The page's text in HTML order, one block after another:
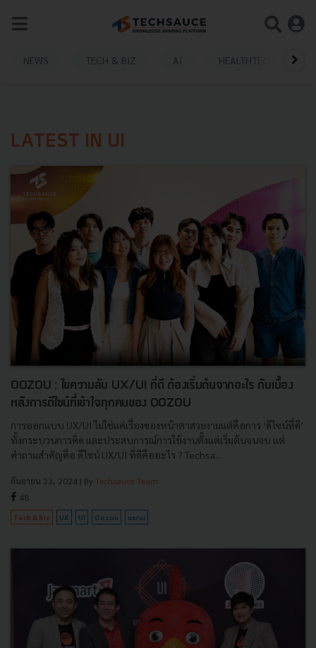
NEWS TECH & BIZ AI HEALTHTECH
LATEST IN UI
OOZOU : ไขความลับ UX/UI ที่ดี ต้องเริ่มต้นจากอะไร กับเบื้อง
หลังการดีไซน์ที่เข้าใจทุกคนของ OOZOU
การออกแบบ UX/UI ไม่ใช่แค่เรื่องของหน้าตาสวยงามแต่คือการ ‘ดีไซน์ที่ดี’
ทั้งกระบวนการคิด และประสบการณ์การใช้งานตั้งแต่เริ่มต้นจนจบ แต่
คำถามสำคัญคือ ดีไซน์ UX/UI ที่ดีคืออะไร ? Techsa...
กันยายน 23, 2024 | By Techsauce Team
48
Tech & Biz UX UI Oozou ux/ui